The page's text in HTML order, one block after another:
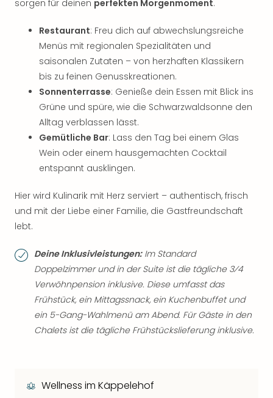
sorgen für deinen perfekten Morgenmoment.
Restaurant: Freu dich auf abwechslungsreiche
Menüs mit regionalen Spezialitäten und
saisonalen Zutaten – von herzhaften Klassikern
bis zu feinen Genusskreationen.
Sonnenterrasse: Genieße dein Essen mit Blick ins
Grüne und spüre, wie die Schwarzwaldsonne den
Alltag verblassen lässt.
Gemütliche Bar: Lass den Tag bei einem Glas
Wein oder einem hausgemachten Cocktail
entspannt ausklingen.
Hier wird Kulinarik mit Herz serviert – authentisch, frisch
und mit der Liebe einer Familie, die Gastfreundschaft
lebt.
Deine Inklusivleistungen:Im Standard
Doppelzimmer und in der Suite ist die tägliche 3⁄4
Verwöhnpension inklusive. Diese umfasst das
Frühstück, ein Mittagssnack, ein Kuchenbuffet und
ein 5-Gang-Wahlmenü am Abend. Für Gäste in den
Chalets ist die tägliche Frühstückslieferung inklusive.
Wellness im Käppelehof